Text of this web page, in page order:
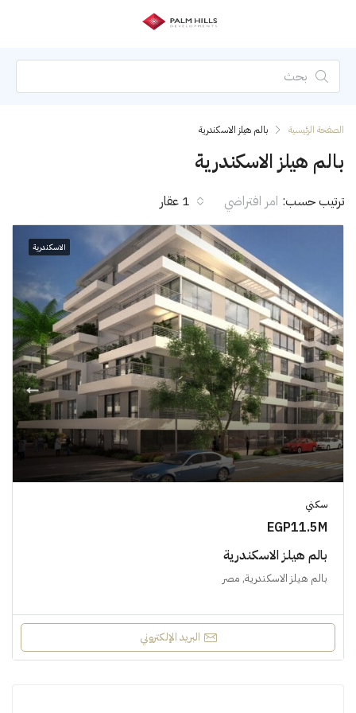
الصفحة الرئيسية بالم هيلز الاسكندرية
بالم هيلز الاسكندرية
1 عقار ترتيب حسب: امر افتراضي
الاسكندرية
سكني
EGP11.5M
بالم هيلز الاسكندرية
بالم هيلز الاسكندرية, مصر
البريد الإلكتروني